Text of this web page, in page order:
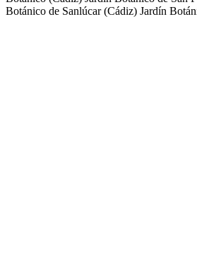
Botánico de Sanlúcar (Cádiz) Jardín